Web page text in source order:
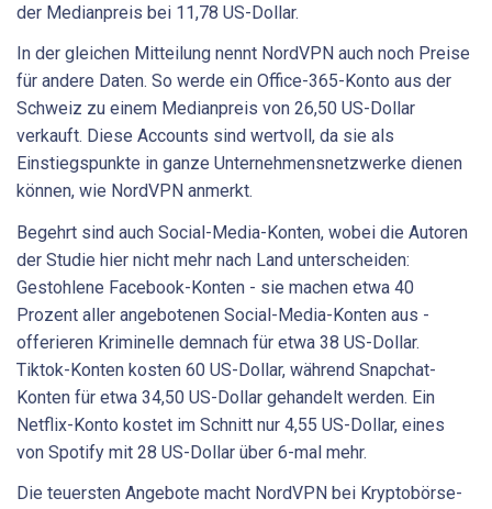
der Medianpreis bei 11,78 US-Dollar.
In der gleichen Mitteilung nennt NordVPN auch noch Preise
für andere Daten. So werde ein Office-365-Konto aus der
Schweiz zu einem Medianpreis von 26,50 US-Dollar
verkauft. Diese Accounts sind wertvoll, da sie als
Einstiegspunkte in ganze Unternehmensnetzwerke dienen
können, wie NordVPN anmerkt.
Begehrt sind auch Social-Media-Konten, wobei die Autoren
der Studie hier nicht mehr nach Land unterscheiden:
Gestohlene Facebook-Konten - sie machen etwa 40
Prozent aller angebotenen Social-Media-Konten aus -
offerieren Kriminelle demnach für etwa 38 US-Dollar.
Tiktok-Konten kosten 60 US-Dollar, während Snapchat-
Konten für etwa 34,50 US-Dollar gehandelt werden. Ein
Netflix-Konto kostet im Schnitt nur 4,55 US-Dollar, eines
von Spotify mit 28 US-Dollar über 6-mal mehr.
Die teuersten Angebote macht NordVPN bei Kryptobörse-